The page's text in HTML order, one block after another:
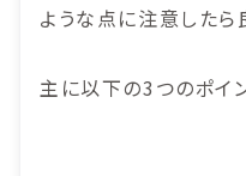
ような点に注意したら
主に以下の3つのポイ